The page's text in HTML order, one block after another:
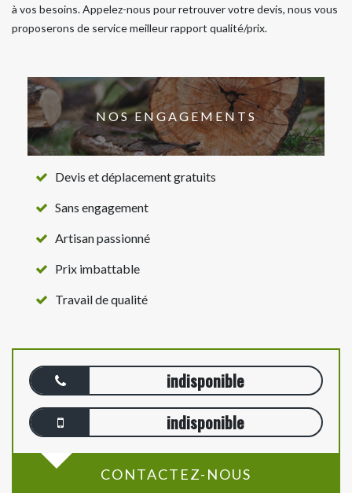
à vos besoins. Appelez-nous pour retrouver votre devis, nous vous
proposerons de service meilleur rapport qualité/prix.
NOS ENGAGEMENTS
Devis et déplacement gratuits
Sans engagement
Artisan passionné
Prix imbattable
Travail de qualité
indisponible
indisponible
CONTACTEZ-NOUS